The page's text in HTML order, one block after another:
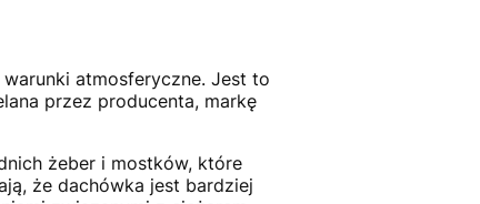
atmosferyczne. Jest to
przez producenta, markę
żeber i mostków, które
że dachówka jest bardziej